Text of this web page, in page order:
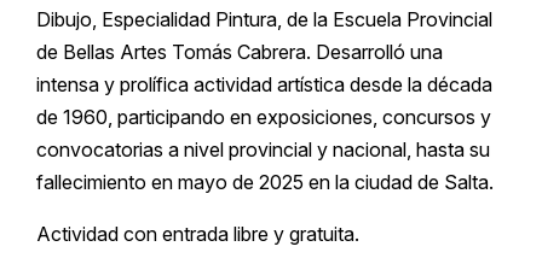
Dibujo, Especialidad Pintura, de la Escuela Provincial
de Bellas Artes Tomás Cabrera. Desarrolló una
intensa y prolífica actividad artística desde la década
de 1960, participando en exposiciones, concursos y
convocatorias a nivel provincial y nacional, hasta su
fallecimiento en mayo de 2025 en la ciudad de Salta.
Actividad con entrada libre y gratuita.